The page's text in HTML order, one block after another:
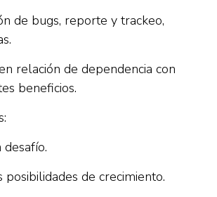
de bugs, reporte y trackeo,
relación de dependencia con
beneficios.
desafío.
posibilidades de crecimiento.